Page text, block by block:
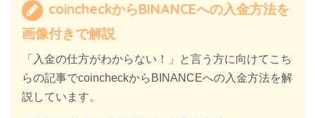
coincheckからBINANCEへの入金方法を
画像付きで解説
「入金の仕方がわからない！」と言う方に向けてこち
らの記事でcoincheckからBINANCEへの入金方法を解
説しています。